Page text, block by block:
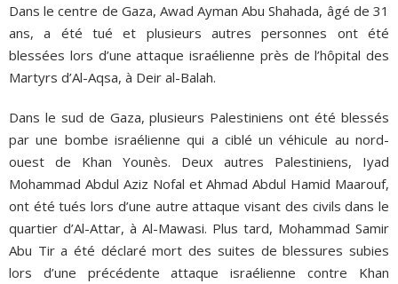
Dans le centre de Gaza, Awad Ayman Abu Shahada, âgé de 31
ans, a été tué et plusieurs autres personnes ont été
blessées lors d’une attaque israélienne près de l’hôpital des
Martyrs d’Al-Aqsa, à Deir al-Balah.
Dans le sud de Gaza, plusieurs Palestiniens ont été blessés
par une bombe israélienne qui a ciblé un véhicule au nord-
ouest de Khan Younès. Deux autres Palestiniens, Iyad
Mohammad Abdul Aziz Nofal et Ahmad Abdul Hamid Maarouf,
ont été tués lors d’une autre attaque visant des civils dans le
quartier d’Al-Attar, à Al-Mawasi. Plus tard, Mohammad Samir
Abu Tir a été déclaré mort des suites de blessures subies
lors d’une précédente attaque israélienne contre Khan